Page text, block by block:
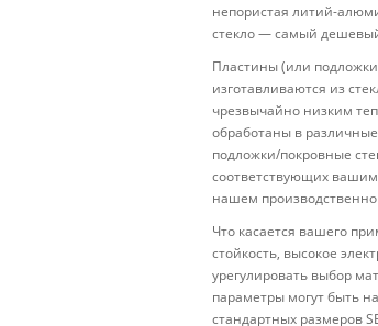
непористая литий-
стекло — самый
Пластины (или
изготавливаются из
чрезвычайно низким
обработаны в
подложки/покровные
соответствующих вашим
нашем
Что касается вашего
стойкость, высокое
урегулировать выбор
параметры могут быть
стандартных размеров